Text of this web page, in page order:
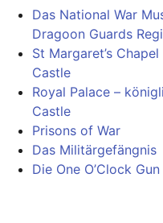
Das National War
Dragoon Guards
St Margaret’s
Castle
Royal Palace –
Castle
Prisons of War
Das Militärgefängnis
Die One O’Clock